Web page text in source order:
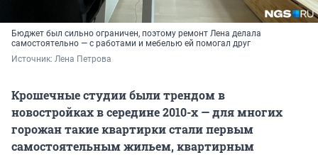
Бюджет был сильно ограничен, поэтому ремонт Лена делала
самостоятельно — с работами и мебелью ей помогал друг
Источник: Лена Петрова
Крошечные студии были трендом в
новостройках в середине 2010-х — для многих
горожан такие квартирки стали первым
самостоятельным жильем, квартирным